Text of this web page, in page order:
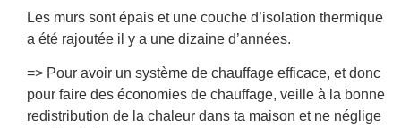
Les murs sont épais et une couche d’isolation thermique
a été rajoutée il y a une dizaine d’années.
=> Pour avoir un système de chauffage efficace, et donc
pour faire des économies de chauffage, veille à la bonne
redistribution de la chaleur dans ta maison et ne néglige